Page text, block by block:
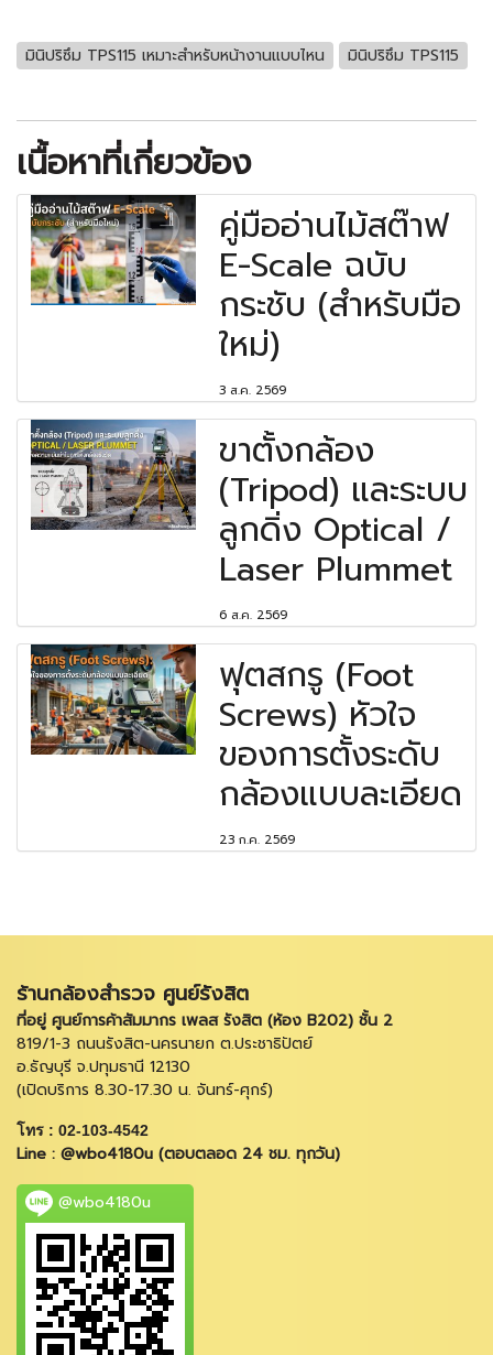
มินิปริซึม TPS115 เหมาะสำหรับหน้างานแบบไหน มินิปริซึม TPS115
เนื้อหาที่เกี่ยวข้อง
คู่มืออ่านไม้สต๊าฟ
E-Scale ฉบับ
กระชับ (สำหรับมือ
ใหม่)
3 ส.ค. 2569
ขาตั้งกล้อง
(Tripod) และระบบ
ลูกดิ่ง Optical /
Laser Plummet
6 ส.ค. 2569
ฟุตสกรู (Foot
Screws) หัวใจ
ของการตั้งระดับ
กล้องแบบละเอียด
23 ก.ค. 2569
ร้านกล้องสำรวจ ศูนย์รังสิต
ที่อยู่ ศูนย์การค้าสัมมากร เพลส รังสิต (ห้อง B202) ชั้น 2
819/1-3 ถนนรังสิต-นครนายก ต.ประชาธิปัตย์
อ.ธัญบุรี จ.ปทุมธานี 12130
(เปิดบริการ 8.30-17.30 น. จันทร์-ศุกร์)
โทร : 02-103-4542
Line : @wbo4180u (ตอบตลอด 24 ชม. ทุกวัน)
@wbo4180u